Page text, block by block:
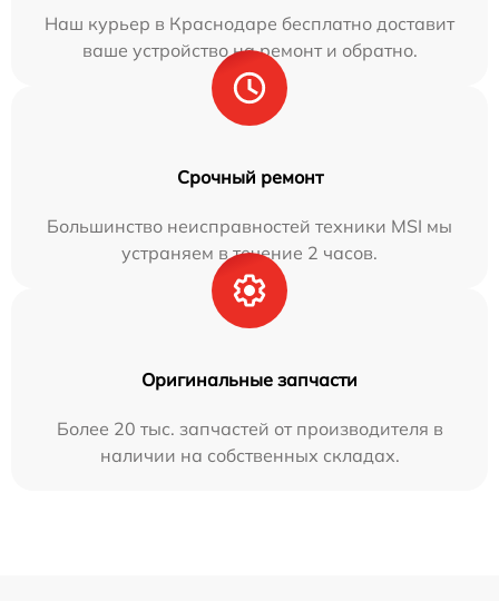
Наш курьер в Краснодаре бесплатно доставит
ваше устройство на ремонт и обратно.
Срочный ремонт
Большинство неисправностей техники MSI мы
устраняем в течение 2 часов.
Оригинальные запчасти
Более 20 тыс. запчастей от производителя в
наличии на собственных складах.